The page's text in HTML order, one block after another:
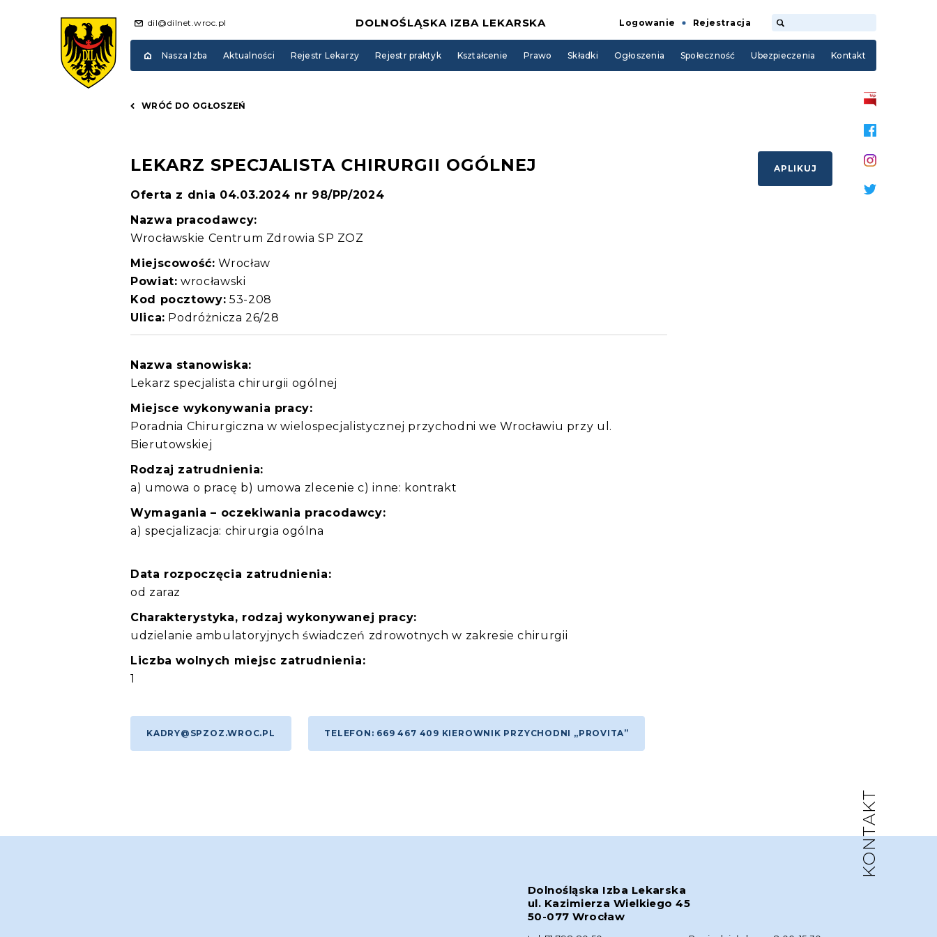
dil@dilnet.wroc.pl DOLNOŚLĄSKA IZBA LEKARSKA Logowanie Rejestracja
Nasza Izba Aktualności Rejestr Lekarzy Rejestr praktyk Kształcenie Prawo Składki Ogłoszenia Społeczność Ubezpieczenia Kontakt
WRÓĆ DO OGŁOSZEŃ
LEKARZ SPECJALISTA CHIRURGII OGÓLNEJ
Oferta z dnia 04.03.2024 nr 98/PP/2024
Nazwa pracodawcy:
Wrocławskie Centrum Zdrowia SP ZOZ
Miejscowość: Wrocław
Powiat: wrocławski
Kod pocztowy: 53-208
Ulica: Podróżnicza 26/28
Nazwa stanowiska:
Lekarz specjalista chirurgii ogólnej
Miejsce wykonywania pracy:
Poradnia Chirurgiczna w wielospecjalistycznej przychodni we Wrocławiu przy ul.
Bierutowskiej
Rodzaj zatrudnienia:
a) umowa o pracę b) umowa zlecenie c) inne: kontrakt
Wymagania – oczekiwania pracodawcy:
a) specjalizacja: chirurgia ogólna
Data rozpoczęcia zatrudnienia:
od zaraz
Charakterystyka, rodzaj wykonywanej pracy:
udzielanie ambulatoryjnych świadczeń zdrowotnych w zakresie chirurgii
Liczba wolnych miejsc zatrudnienia:
1
KADRY@SPZOZ.WROC.PL TELEFON: 669 467 409 KIEROWNIK PRZYCHODNI „PROVITA”
APLIKUJ
KONTAKT
Dolnośląska Izba Lekarska
ul. Kazimierza Wielkiego 45
50-077 Wrocław